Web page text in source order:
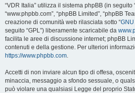
“VDR Italia” utilizza il sistema phpBB (in seguito
“www.phpbb.com”, “phpBB Limited”, “phpBB
creazione di comunità web rilasciata sotto “
seguito “GPL”) liberamente scaricabile da
facilita le aree di discussione internet; phpBB
contenuti e della gestione. Per ulteriori
https://www.phpbb.com.
Accetti di non inviare alcun tipo di offesa,
minaccia, messaggio a sfondo sessuale, o
può violare una qualsiasi Legge del proprio